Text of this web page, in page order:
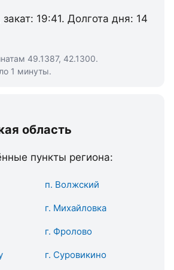
19:41. Долгота дня: 14
49.1387, 42.1300.
1 минуты.
область
пункты региона:
п. Волжский
г. Михайловка
г. Фролово
г. Суровикино